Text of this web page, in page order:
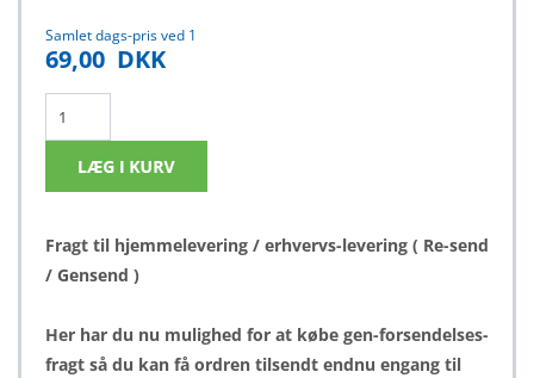
Samlet dags-pris ved 1
69,00 DKK
Fragt til hjemmelevering / erhvervs-levering ( Re-send
/ Gensend )
Her har du nu mulighed for at købe gen-forsendelses-
fragt så du kan få ordren tilsendt endnu engang til